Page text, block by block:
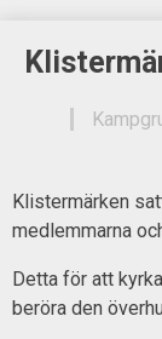
Klistermärken
medlemmarna
Detta för att
beröra den